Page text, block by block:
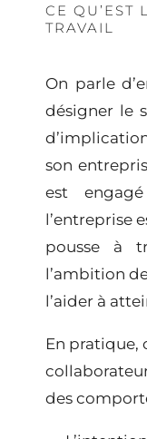
CE QU’EST
TRAVAIL
On parle d
désigner le
son
est
l’entreprise
pousse à
l’ambition
l’aider à
En pratique,
des